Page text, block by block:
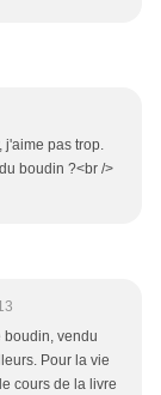
j'aime pas trop.
boudin ?<br />
boudin, vendu
Pour la vie
cours de la livre